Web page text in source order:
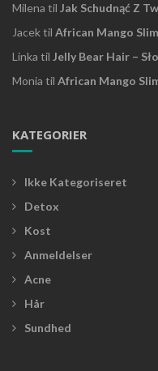
Milena til Jak Schudnąć Z
Jacektil African Mango
Linka til Jelly Bear Hair –
Monia til African Mango
KATEGORIER
Ikke Kategoriseret
Detox
Kost
Anmeldelser
Acne
Hår
Sundhed